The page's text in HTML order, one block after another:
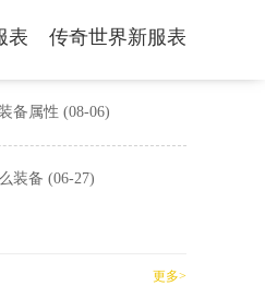
表 传奇世界新服表
备属性 (08-06)
装备 (06-27)
更多>